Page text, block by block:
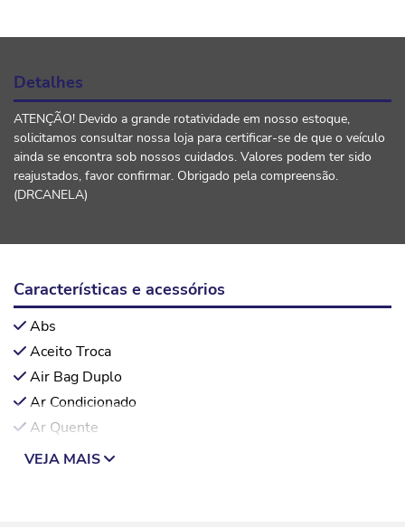
Detalhes
ATENÇÃO! Devido a grande rotatividade em nosso estoque,
solicitamos consultar nossa loja para certificar-se de que o veículo
ainda se encontra sob nossos cuidados. Valores podem ter sido
reajustados, favor confirmar. Obrigado pela compreensão.
(DRCANELA)
Características e acessórios
Abs
Aceito Troca
Air Bag Duplo
Ar Condicionado
Ar Quente
VEJA MAIS